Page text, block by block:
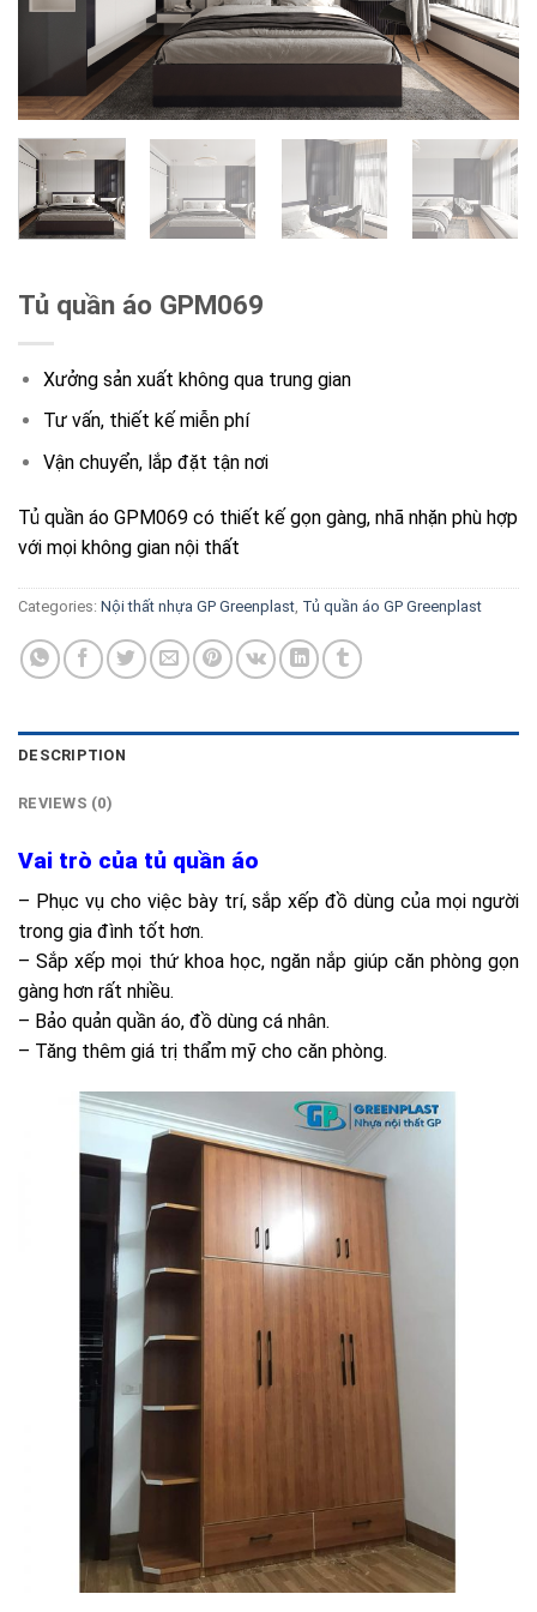
Tủ quần áo GPM069
Xưởng sản xuất không qua trung gian
Tư vấn, thiết kế miễn phí
Vận chuyển, lắp đặt tận nơi
Tủ quần áo GPM069 có thiết kế gọn gàng, nhã nhặn phù hợp
với mọi không gian nội thất
Categories: Nội thất nhựa GP Greenplast Tủ quần áo GP Greenplast
DESCRIPTION
REVIEWS (0)
Vai trò của tủ quần áo
– Phục vụ cho việc bày trí, sắp xếp đồ dùng của mọi người
trong gia đình tốt hơn.
– Sắp xếp mọi thứ khoa học, ngăn nắp giúp căn phòng gọn
gàng hơn rất nhiều.
– Bảo quản quần áo, đồ dùng cá nhân.
– Tăng thêm giá trị thẩm mỹ cho căn phòng.